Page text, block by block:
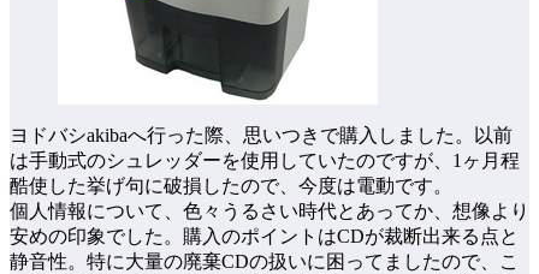
ヨドバシakibaへ行った際、思いつきで購入しました。以前
は手動式のシュレッダーを使用していたのですが、1ヶ月程
酷使した挙げ句に破損したので、今度は電動です。
個人情報について、色々うるさい時代とあってか、想像より
安めの印象でした。購入のポイントはCDが裁断出来る点と
静音性。特に大量の廃棄CDの扱いに困ってましたので、こ